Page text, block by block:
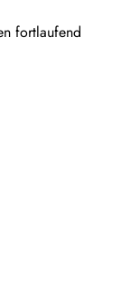
fortlaufend